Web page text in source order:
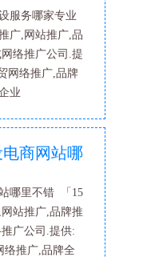
服务哪家专业
广,网站推广,品
络推广公司.提
网络推广,品牌
业
商网站哪
哪里不错 「15
站推广,品牌推
广公司.提供:
络推广,品牌全